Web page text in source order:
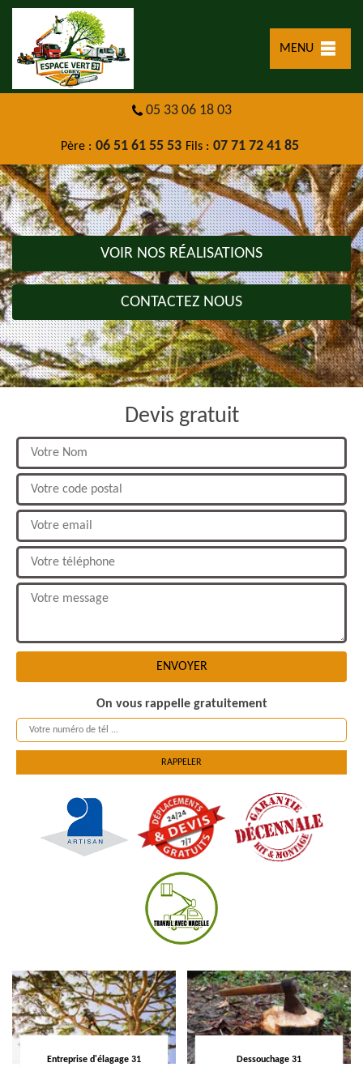
MENU
05 33 06 18 03
Père : 06 51 61 55 53 Fils : 07 71 72 41 85
VOIR NOS RÉALISATIONS
CONTACTEZ NOUS
Devis gratuit
On vous rappelle gratuitement
Entreprise d'élagage 31 Dessouchage 31